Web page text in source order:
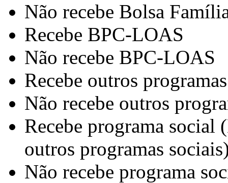
Não recebe Bolsa
Recebe BPC-LOAS
Não recebe BPC-LOAS
Recebe outros
Não recebe outros
Recebe programa
outros programas
Não recebe programa